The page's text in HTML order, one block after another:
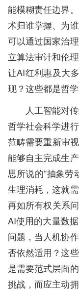
能模糊责任边界
术归谁掌握、为
可以通过国家治
立算法审计和伦
让AI红利惠及大
现？这些都是哲
人工智能对
哲学社会科学进
范畴需要重新审
能够自主完成生
思所说的“抽象劳
生理消耗，这就
再如所有权关系
AI使用的大量数
问题，当人机协
否依然适用？这
是需要范式层面
挑战，而应主动